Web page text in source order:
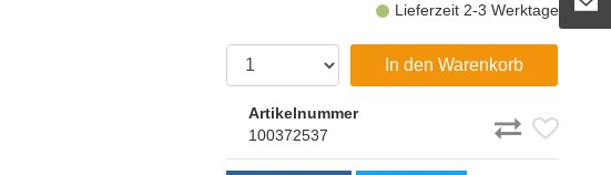
Lieferzeit 2-3 Werktage
In den Warenkorb
Artikelnummer
100372537